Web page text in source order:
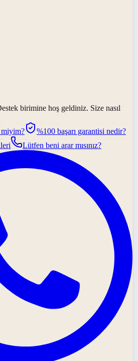
birimine hoş geldiniz. Size nasıl
%100 başarı garantisi nedir?
Lütfen beni arar mısınız?